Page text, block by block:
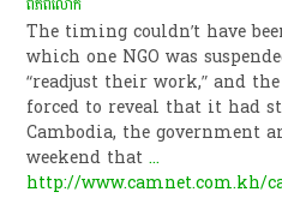
The timing couldn’t have
which one NGO was
“readjust their work,” and
forced to reveal that it had
Cambodia, the government
weekend that...
http://www.camnet.com.kh/